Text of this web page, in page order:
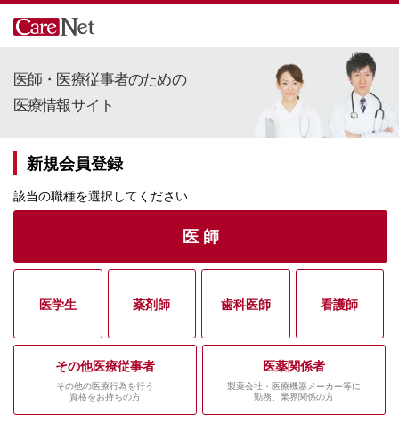
医師・医療従事者のための
医療情報サイト
新規会員登録
該当の職種を選択してください
医 師
医学生 薬剤師 歯科医師 看護師
その他医療従事者
その他の医療行為を行う
資格をお持ちの方
医薬関係者
製薬会社・医療機器メーカー等に
勤務、業界関係の方